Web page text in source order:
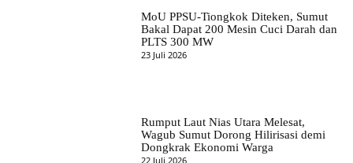
MoU PPSU-Tiongkok Diteken, Sumut
Bakal Dapat 200 Mesin Cuci Darah dan
PLTS 300 MW
23 Juli 2026
Rumput Laut Nias Utara Melesat,
Wagub Sumut Dorong Hilirisasi demi
Dongkrak Ekonomi Warga
22 Juli 2026